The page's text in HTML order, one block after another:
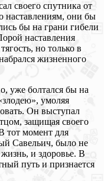
своего спутника от
наставлениям, они бы
бы на грани гибели
наставления
но только в
жизненного
уже болтался бы на
умоляя
Он выступал
защищая своего
тот момент для
Савельич, было не
и здоровье. В
путь и признается